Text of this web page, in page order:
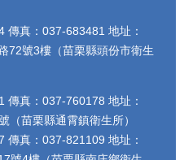
傳真：037-683481 地址：
72號3樓（苗栗縣頭份市衛生
傳真：037-760178 地址：
（苗栗縣通霄鎮衛生所）
傳真：037-821109 地址：